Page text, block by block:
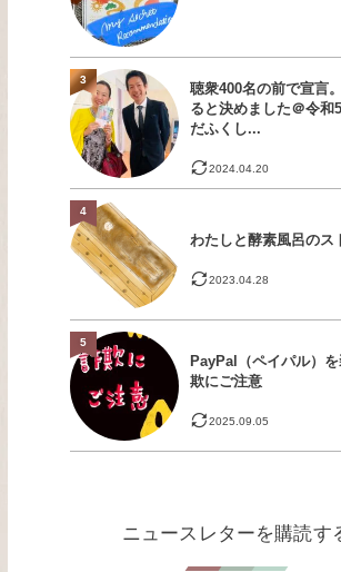
聴衆400名の前で宣言
ると決めました＠令和
だふくし...
2024.04.20
3
わたしと酵素風呂のス
2023.04.28
4
PayPal（ペイパル）
欺にご注意
2025.09.05
5
ニュースレターを購読す